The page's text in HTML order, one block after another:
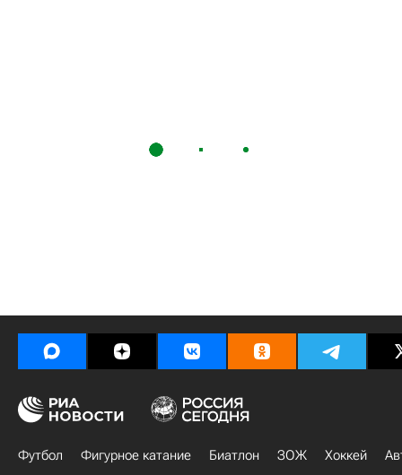
Футбол Фигурное катание Биатлон ЗОЖ Хоккей